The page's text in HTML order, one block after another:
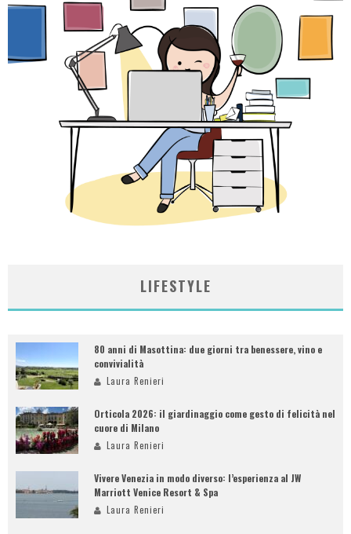
LIFESTYLE
80 anni di Masottina: due giorni tra benessere, vino e
convivialità
Laura Renieri
Orticola 2026: il giardinaggio come gesto di felicità nel
cuore di Milano
Laura Renieri
Vivere Venezia in modo diverso: l’esperienza al JW
Marriott Venice Resort & Spa
Laura Renieri